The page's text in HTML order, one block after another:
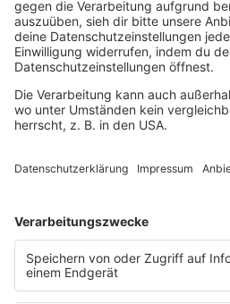
HOME
MUSIK
Playlist
Streams
Rocknews
Band-Alphabet
Rockfakten
Rockquiz
Videos
PROGRAMM